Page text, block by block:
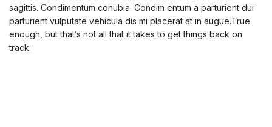
sagittis. Condimentum conubia. Condim entum a parturient dui
parturient vulputate vehicula dis mi placerat at in augue.True
enough, but that’s not all that it takes to get things back on
track.